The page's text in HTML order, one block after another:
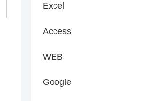
Excel
Access
WEB
Google